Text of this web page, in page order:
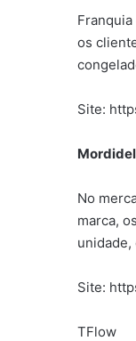
os
Site:
No
marca,
unidade,
Site:
TFlow